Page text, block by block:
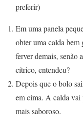
preferir)
Em uma panela
obter uma calda
ferver demais, senão
cítrico, entendeu?
Depois que o bolo
em cima. A calda vai
mais saboroso.